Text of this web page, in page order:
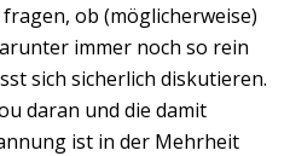
ob (möglicherweise)
immer noch so rein
sich sicherlich diskutieren.
daran und die damit
ist in der Mehrheit